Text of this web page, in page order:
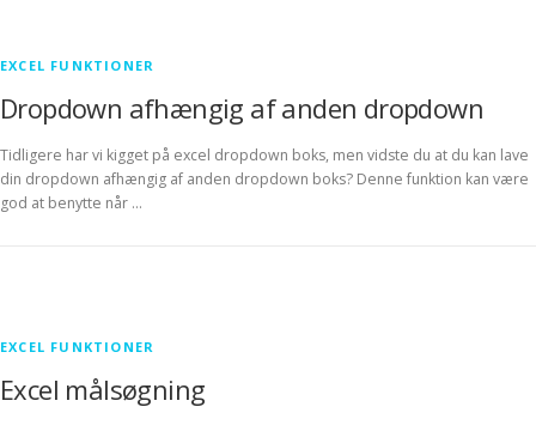
EXCEL FUNKTIONER
Dropdown afhængig af anden dropdown
Tidligere har vi kigget på excel dropdown boks, men vidste du at du kan lave
din dropdown afhængig af anden dropdown boks? Denne funktion kan være
god at benytte når …
EXCEL FUNKTIONER
Excel målsøgning